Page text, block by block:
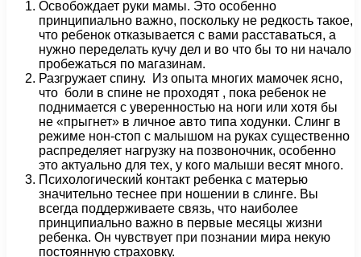
Освобождает руки мамы. Это особенно
принципиально важно, поскольку не редкость такое,
что ребенок отказывается с вами расставаться, а
нужно переделать кучу дел и во что бы то ни начало
пробежаться по магазинам.
Разгружает спину. Из опыта многих мамочек ясно,
что боли в спине не проходят , пока ребенок не
поднимается с уверенностью на ноги или хотя бы
не «прыгнет» в личное авто типа ходунки. Слинг в
режиме нон-стоп с малышом на руках существенно
распределяет нагрузку на позвоночник, особенно
это актуально для тех, у кого малыши весят много.
Психологический контакт ребенка с матерью
значительно теснее при ношении в слинге. Вы
всегда поддерживаете связь, что наиболее
принципиально важно в первые месяцы жизни
ребенка. Он чувствует при познании мира некую
постоянную страховку.